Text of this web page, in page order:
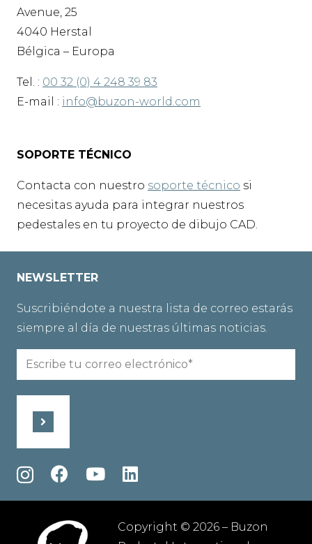
Avenue, 25
4040 Herstal
Bélgica – Europa
Tel. : 00 32 (0) 4 248 39 83
E-mail : info@buzon-world.com
SOPORTE TÉCNICO
Contacta con nuestro soporte técnico si
necesitas ayuda para integrar nuestros
pedestales en tu proyecto de dibujo CAD.
NEWSLETTER
Suscribiéndote a nuestra lista de correo estarás
siempre al día de nuestras últimas noticias.
Email
(Obligatorio)
Copyright © 2026 – Buzon